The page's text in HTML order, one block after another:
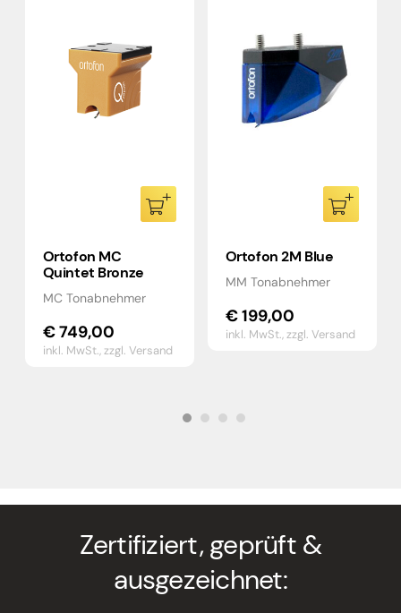
Ortofon MC
Quintet Bronze
MC Tonabnehmer
€749,00
inkl. MwSt.,zzgl. Versand
Ortofon 2M Blue
MM Tonabnehmer
€199,00
inkl. MwSt.,zzgl. Versand
Zertifiziert, geprüft &
ausgezeichnet: